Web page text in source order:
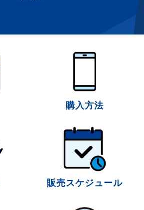
購入方法
販売スケジュール